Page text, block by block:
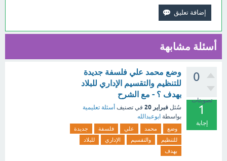
أسئلة مشابهة
0
تصويتات
1
إجابة
وضع محمد علي فلسفة جديدة
للتنظيم والتقسيم الإداري للبلاد
بهدف ؟ - مع الشرح
سُئل فبراير 20 في تصنيف أسئلة تعليمية
بواسطة ابوعبدالله
وضع محمد علي فلسفة
جديدة
للتنظيم
والتقسيم الإداري
للبلاد
بهدف